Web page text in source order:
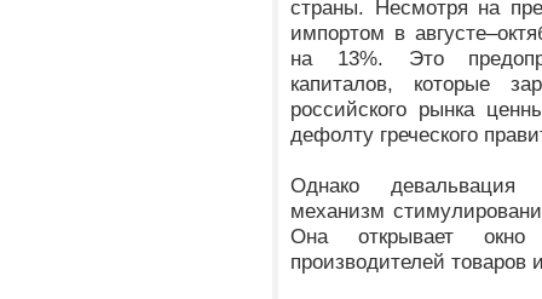
страны. Несмотря на
импортом в
на 13%. Это
капиталов, которые
российского рынка
дефолту греческого
Однако девальвация
механизм
Она открывает окно
производителей товаров